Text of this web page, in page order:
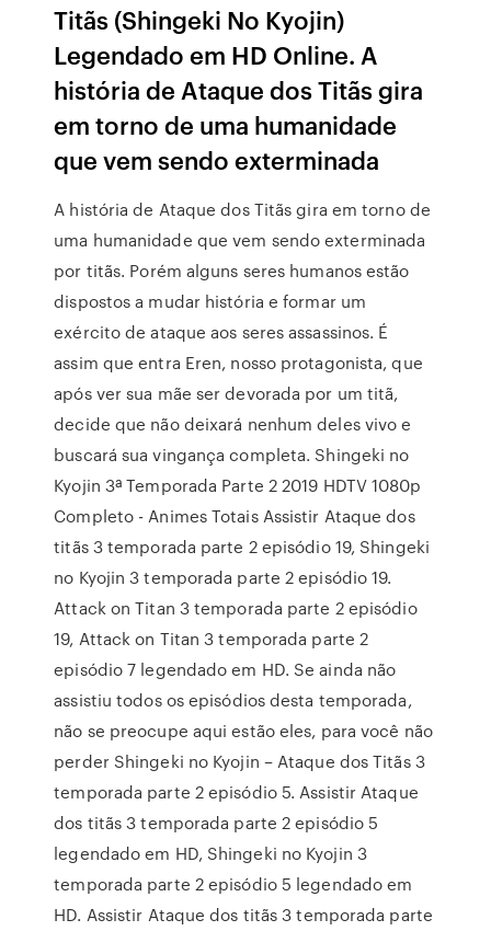
Titãs (Shingeki No Kyojin)
Legendado em HD Online. A
história de Ataque dos Titãs gira
em torno de uma humanidade
que vem sendo exterminada
A história de Ataque dos Titãs gira em torno de
uma humanidade que vem sendo exterminada
por titãs. Porém alguns seres humanos estão
dispostos a mudar história e formar um
exército de ataque aos seres assassinos. É
assim que entra Eren, nosso protagonista, que
após ver sua mãe ser devorada por um titã,
decide que não deixará nenhum deles vivo e
buscará sua vingança completa. Shingeki no
Kyojin 3ª Temporada Parte 2 2019 HDTV 1080p
Completo - Animes Totais Assistir Ataque dos
titãs 3 temporada parte 2 episódio 19, Shingeki
no Kyojin 3 temporada parte 2 episódio 19.
Attack on Titan 3 temporada parte 2 episódio
19, Attack on Titan 3 temporada parte 2
episódio 7 legendado em HD. Se ainda não
assistiu todos os episódios desta temporada,
não se preocupe aqui estão eles, para você não
perder Shingeki no Kyojin – Ataque dos Titãs 3
temporada parte 2 episódio 5. Assistir Ataque
dos titãs 3 temporada parte 2 episódio 5
legendado em HD, Shingeki no Kyojin 3
temporada parte 2 episódio 5 legendado em
HD. Assistir Ataque dos titãs 3 temporada parte